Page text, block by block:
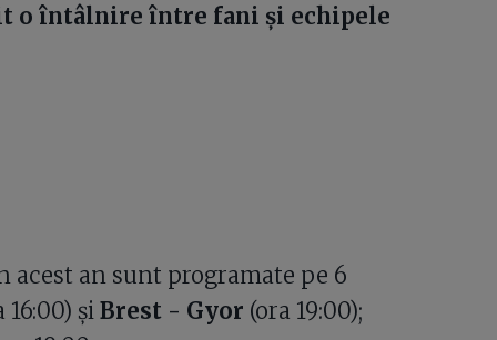
o întâlnire între fani și echipele
an sunt programate pe 6
și Brest - Gyor (ora 19:00);